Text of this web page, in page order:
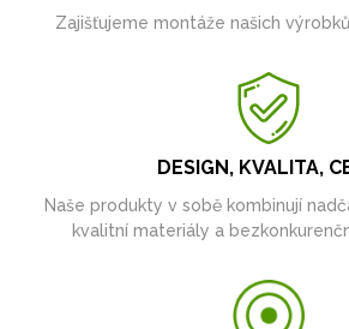
Zajišťujeme montáže našich
DESIGN, KVALITA,
Naše produkty v sobě kombinují
kvalitní materiály a